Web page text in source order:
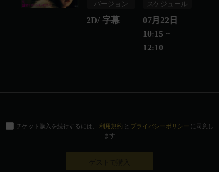
バージョン
2D/ 字幕
スケジュール
07月22日
10:15 ~
12:10
チケット購入を続行するには、 利用規約 と プライバシーポリシー に同意し
ます